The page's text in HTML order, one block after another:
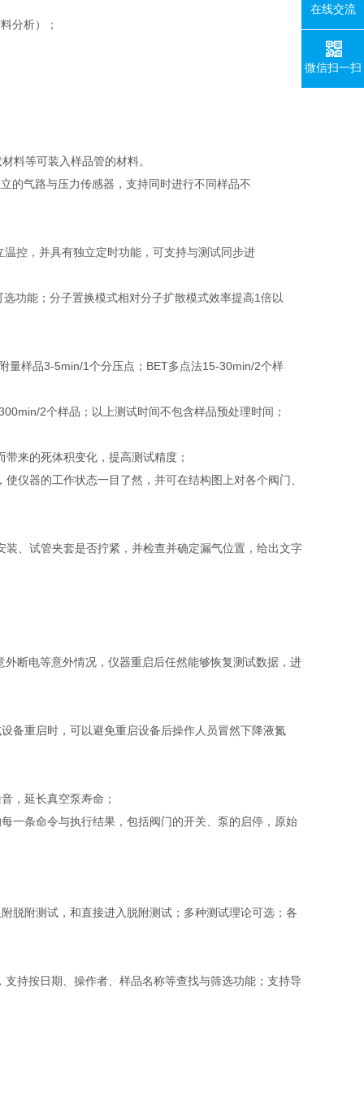
分析）；
料等可装入样品管的材料。
的气路与压力传感器，支持同时进行不同样品不
控，并具有独立定时功能，可支持与测试同步进
功能；分子置换模式相对分子扩散模式效率提高1倍以
量样品3-5min/1个分压点；BET多点法15-30min/2个样
2个样品；以上测试时间不包含样品预处理时间；
来的死体积变化，提高测试精度；
仪器的工作状态一目了然，并可在结构图上对各个阀门、
、试管夹套是否拧紧，并检查并确定漏气位置，给出文字
断电等意外情况，仪器重启后任然能够恢复测试数据，进
备重启时，可以避免重启设备后操作人员冒然下降液氮
，延长真空泵寿命；
一条命令与执行结果，包括阀门的开关、泵的启停，原始
脱附测试，和直接进入脱附测试；多种测试理论可选；各
持按日期、操作者、样品名称等查找与筛选功能；支持导
在线交流
微信扫一扫